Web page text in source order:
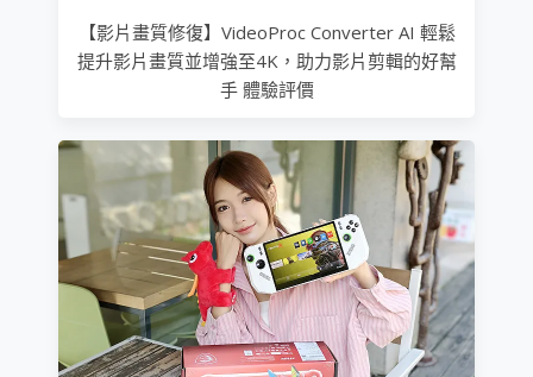
【影片畫質修復】VideoProc Converter AI 輕鬆
提升影片畫質並增強至4K，助力影片剪輯的好幫
手 體驗評價